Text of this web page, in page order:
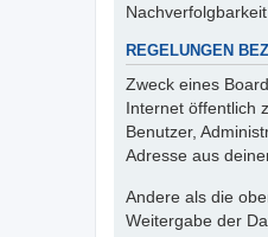
REGELUNGEN
Zweck eines
Internet öffentlich
Benutzer,
Adresse aus
Andere als die
Weitergabe der